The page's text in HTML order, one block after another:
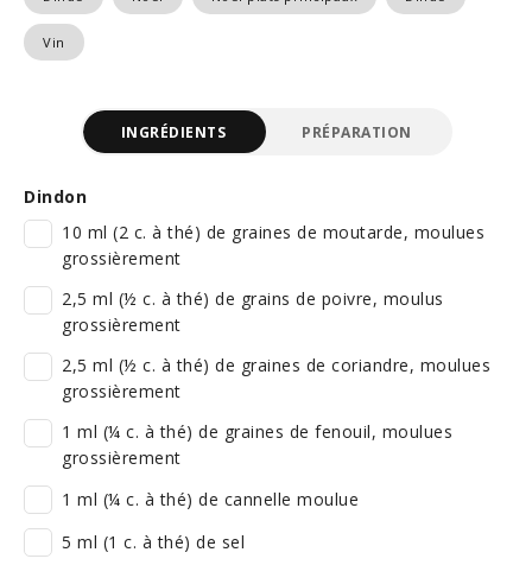
Vin
INGRÉDIENTS PRÉPARATION
Dindon
10 ml (2 c. à thé) de graines de moutarde, moulues
grossièrement
2,5 ml (½ c. à thé) de grains de poivre, moulus
grossièrement
2,5 ml (½ c. à thé) de graines de coriandre, moulues
grossièrement
1 ml (¼ c. à thé) de graines de fenouil, moulues
grossièrement
1 ml (¼ c. à thé) de cannelle moulue
5 ml (1 c. à thé) de sel